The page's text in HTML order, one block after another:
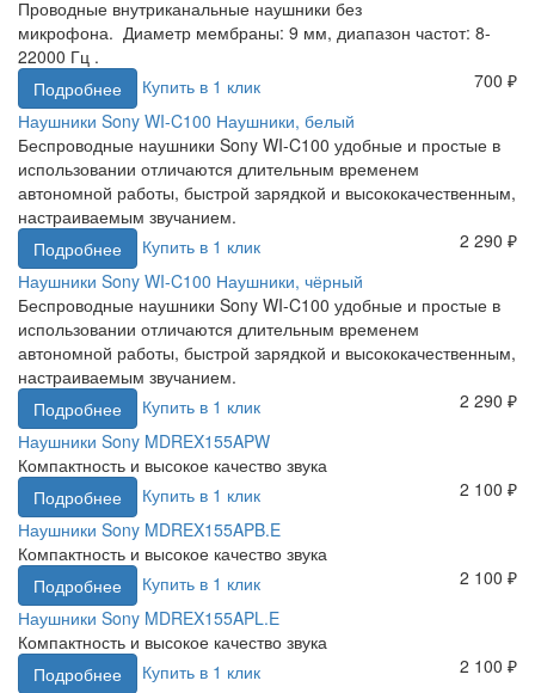
Проводные внутриканальные наушники без
микрофона. Диаметр мембраны: 9 мм, диапазон частот: 8-
22000 Гц .
700 ₽
Подробнее
Купить в 1 клик
Наушники Sony WI-C100 Наушники, белый
Беспроводные наушники Sony WI-C100 удобные и простые в
использовании отличаются длительным временем
автономной работы, быстрой зарядкой и высококачественным,
настраиваемым звучанием.
2 290 ₽
Подробнее
Купить в 1 клик
Наушники Sony WI-C100 Наушники, чёрный
Беспроводные наушники Sony WI-C100 удобные и простые в
использовании отличаются длительным временем
автономной работы, быстрой зарядкой и высококачественным,
настраиваемым звучанием.
2 290 ₽
Подробнее
Купить в 1 клик
Наушники Sony MDREX155APW
Компактность и высокое качество звука
2 100 ₽
Подробнее
Купить в 1 клик
Наушники Sony MDREX155APB.E
Компактность и высокое качество звука
2 100 ₽
Подробнее
Купить в 1 клик
Наушники Sony MDREX155APL.E
Компактность и высокое качество звука
2 100 ₽
Подробнее
Купить в 1 клик